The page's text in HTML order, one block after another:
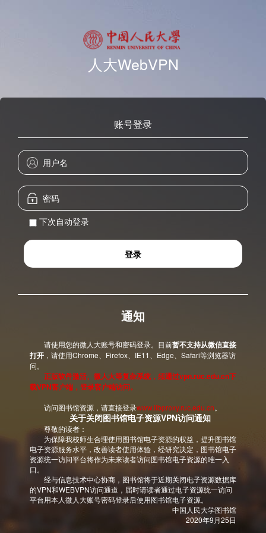
人大WebVPN
账号登录
下次自动登录
登录
通知
请使用您的微人大账号和密码登录。目前暂不支持从微信直接
打开 ，请使用Chrome、Firefox、IE11、Edge、Safari等浏览器访
问。
正版软件激活、微人大等复杂系统，须通过vpn.ruc.edu.cn下
载VPN客户端，登录客户端访问。
访问图书馆资源，请直接登录www.libproxy.ruc.edu.cn。
关于关闭图书馆电子资源VPN访问通知
尊敬的读者：
为保障我校师生合理使用图书馆电子资源的权益，提升图书馆
电子资源服务水平，改善读者使用体验，经研究决定，图书馆电子
资源统一访问平台将作为未来读者访问图书馆电子资源的唯一入
口。
经与信息技术中心协商，图书馆将于近期关闭电子资源数据库
的VPN和WEBVPN访问通道，届时请读者通过电子资源统一访问
平台用本人微人大账号密码登录后使用图书馆电子资源。
中国人民大学图书馆
2020年9月25日